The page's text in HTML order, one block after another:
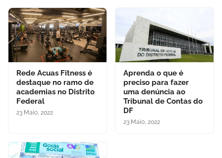
Rede Acuas Fitness é
destaque no ramo de
academias no Distrito
Federal
23 Maio, 2022
Aprenda o que é
preciso para fazer
uma denúncia ao
Tribunal de Contas do
DF
23 Maio, 2022